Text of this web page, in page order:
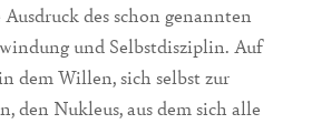
des schon genannten
und Selbstdisziplin. Auf
dem Willen, sich selbst zur
den Nukleus, aus dem sich alle